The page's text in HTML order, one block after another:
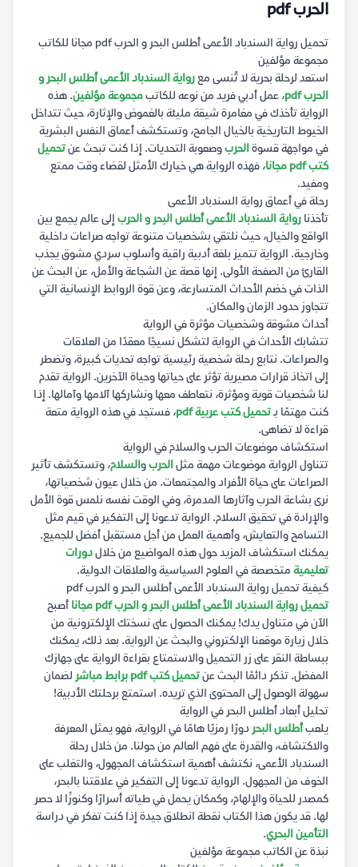
الحرب pdf
تحميل رواية السندباد الأعمى أطلس البحر و الحرب pdf مجانا للكاتب
مجموعة مؤلفين
استعد لرحلة بحرية لا تُنسى معرواية السندباد الأعمى أطلس البحر و
الحرب pdf
، عمل أدبي فريد من نوعه للكاتبمجموعة مؤلفين. هذه
الرواية تأخذك في مغامرة شيقة مليئة بالغموض والإثارة، حيث تتداخل
الخيوط التاريخية بالخيال الجامح، وتستكشف أعماق النفس البشرية
في مواجهة قسوةالحربوصعوبة التحديات. إذا كنت تبحث عنتحميل
كتب pdf مجانا
، فهذه الرواية هي خيارك الأمثل لقضاء وقت ممتع
ومفيد.
رحلة في أعماق رواية السندباد الأعمى
تأخذنا رواية السندباد الأعمى أطلس البحر و الحرب إلى عالم يجمع بين
الواقع والخيال، حيث نلتقي بشخصيات متنوعة تواجه صراعات داخلية
وخارجية. الرواية تتميز بلغة أدبية راقية وأسلوب سردي مشوق يجذب
القارئ من الصفحة الأولى. إنها قصة عن الشجاعة والأمل، عن البحث عن
الذات في خضم الأحداث المتسارعة، وعن قوة الروابط الإنسانية التي
تتجاوز حدود الزمان والمكان.
أحداث مشوقة وشخصيات مؤثرة في الرواية
تتشابك الأحداث في الرواية لتشكل نسيجًا معقدًا من العلاقات
والصراعات. نتابع رحلة شخصية رئيسية تواجه تحديات كبيرة، وتضطر
إلى اتخاذ قرارات مصيرية تؤثر على حياتها وحياة الآخرين. الرواية تقدم
لنا شخصيات قوية ومؤثرة، نتعاطف معها ونشاركها آلامها وآمالها. إذا
كنت مهتمًا بـتحميل كتب عربية pdf
، فستجد في هذه الرواية متعة
قراءة لا تضاهى.
استكشاف موضوعات الحرب والسلام في الرواية
تتناول الرواية موضوعات مهمة مثلالحربوالسلام، وتستكشف تأثير
الصراعات على حياة الأفراد والمجتمعات. من خلال عيون شخصياتها،
نرى بشاعة الحرب وآثارها المدمرة، وفي الوقت نفسه نلمس قوة الأمل
والإرادة في تحقيق السلام. الرواية تدعونا إلى التفكير في قيم مثل
التسامح والتعايش، وأهمية العمل من أجل مستقبل أفضل للجميع.
يمكنك استكشاف المزيد حول هذه المواضيع من خلالدورات
تعليمية متخصصة في العلوم السياسية والعلاقات الدولية.
كيفية تحميل رواية السندباد الأعمى أطلس البحر و الحرب pdf
تحميل رواية السندباد الأعمى أطلس البحر و الحرب pdf مجانا
أصبح
الآن في متناول يدك! يمكنك الحصول على نسختك الإلكترونية من
خلال زيارة موقعنا الإلكتروني والبحث عن الرواية. بعد ذلك، يمكنك
ببساطة النقر على زر التحميل والاستمتاع بقراءة الرواية على جهازك
المفضل. تذكر دائمًا البحث عنتحميل كتب pdf برابط مباشر
لضمان
سهولة الوصول إلى المحتوى الذي تريده. استمتع برحلتك الأدبية!
تحليل أبعاد أطلس البحر في الرواية
يلعبأطلس البحر دورًا رمزيًا هامًا في الرواية، فهو يمثل المعرفة
والاكتشاف، والقدرة على فهم العالم من حولنا. من خلال رحلة
السندباد الأعمى، نكتشف أهمية استكشاف المجهول، والتغلب على
الخوف من المجهول. الرواية تدعونا إلى التفكير في علاقتنا بالبحر،
كمصدر للحياة والإلهام، وكمكان يحمل في طياته أسرارًا وكنوزًا لا حصر
لها. قد يكون هذا الكتاب نقطة انطلاق جيدة إذا كنت تفكر في دراسة
التأمين البحري.
نبذة عن الكاتب مجموعة مؤلفين